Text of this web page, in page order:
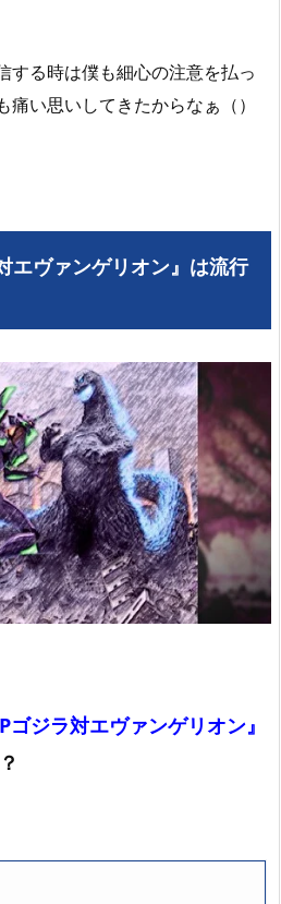
する時は僕も細心の注意を払っ
い思いしてきたからなぁ（）
エヴァンゲリオン』は流行
Pゴジラ対エヴァンゲリオン』